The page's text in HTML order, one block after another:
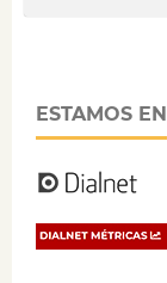
ESTAMOS EN